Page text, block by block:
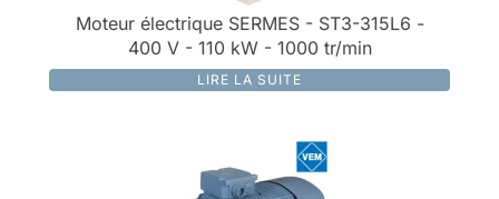
Moteur électrique SERMES - ST3-315L6 -
400 V - 110 kW - 1000 tr/min
LIRE LA SUITE